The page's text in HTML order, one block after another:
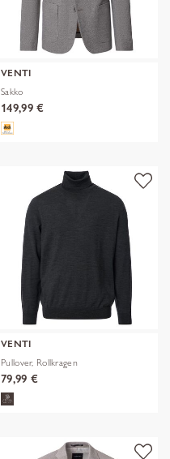
VENTI
Sakko
149,99 €
VENTI
Pullover, Rollkragen
79,99 €